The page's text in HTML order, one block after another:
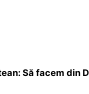
Să facem din